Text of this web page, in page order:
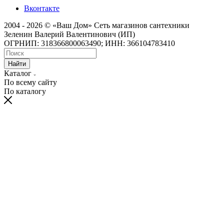
Вконтакте
2004 - 2026 © «Ваш Дом» Сеть магазинов сантехники
Зеленин Валерий Валентинович (ИП)
ОГРНИП: 318366800063490; ИНН: 366104783410
Найти
Каталог
По всему сайту
По каталогу